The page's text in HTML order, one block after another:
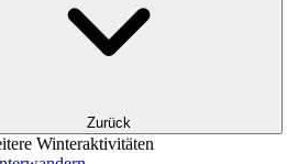
Zurück
Winteraktivitäten